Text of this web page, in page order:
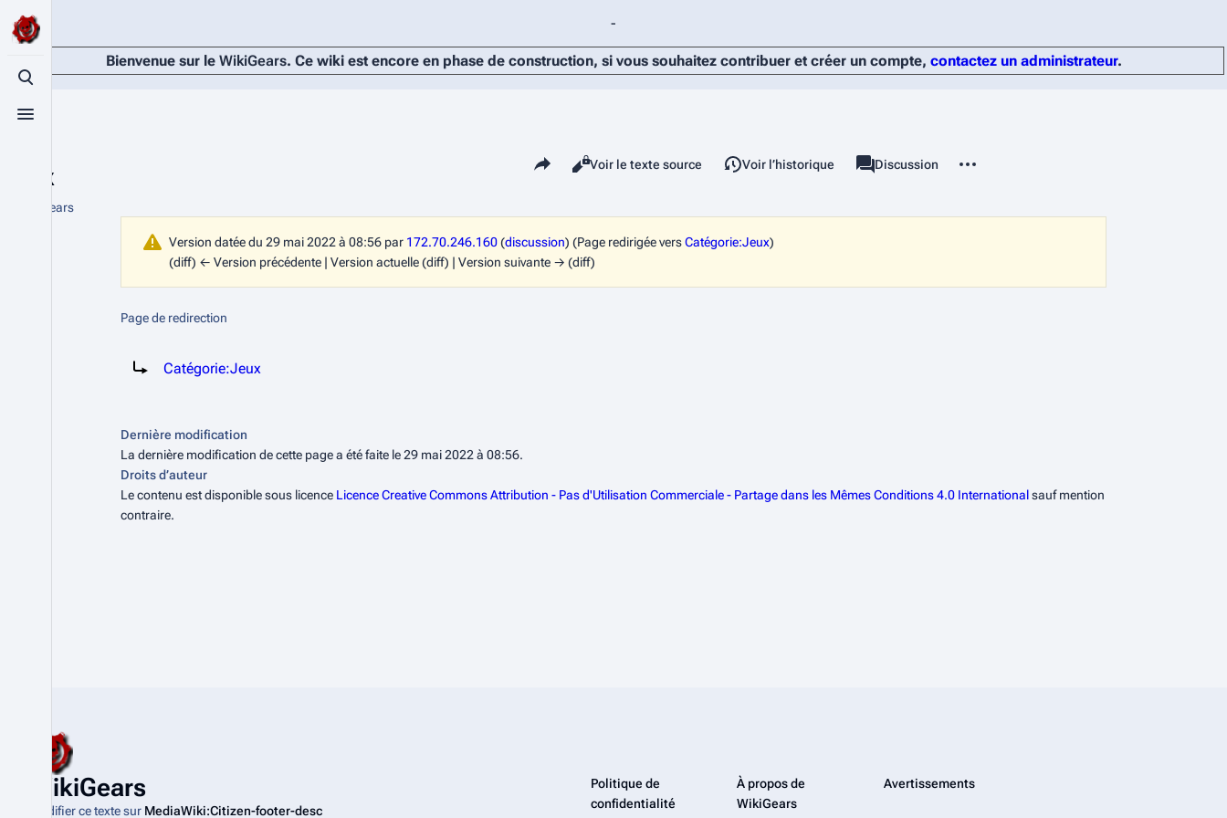
Basculer la recherche
Basculer le menu
-
Bienvenue sur le WikiGears. Ce wiki est encore en phase de construction, si vous souhaitez contribuer et créer un compte, contactez un administrateur.
Jeux
De WikiGears
Partager cette page
Affichages
Lire
Voir le texte source Voir l’historique associated-pages
Page
Discussion
Version datée du 29 mai 2022 à 08:56 par 172.70.246.160(discussion) (Page redirigée versCatégorie:Jeux)
(diff) ← Version précédente | Version actuelle (diff) | Version suivante → (diff)
Page de redirection
Catégorie:Jeux
Dernière modification
La dernière modification de cette page a été faite le 29 mai 2022 à 08:56.
Droits d’auteur
Le contenu est disponible sous licence Licence Creative Commons Attribution - Pas d'Utilisation Commerciale - Partage dans les Mêmes Conditions 4.0 Internationalsauf mention
contraire.
WikiGears
Modifier ce texte sur MediaWiki:Citizen-footer-desc
Politique de
confidentialité
À propos de
WikiGears
Avertissements